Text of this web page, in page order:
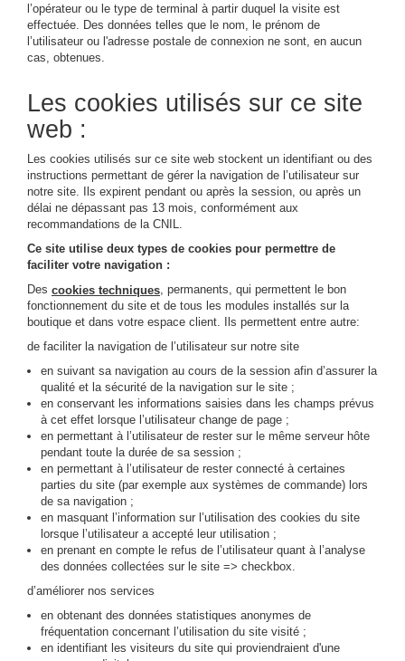
l’opérateur ou le type de terminal à partir duquel la visite est
effectuée. Des données telles que le nom, le prénom de
l’utilisateur ou l'adresse postale de connexion ne sont, en aucun
cas, obtenues.
Les cookies utilisés sur ce site
web :
Les cookies utilisés sur ce site web stockent un identifiant ou des
instructions permettant de gérer la navigation de l’utilisateur sur
notre site. Ils expirent pendant ou après la session, ou après un
délai ne dépassant pas 13 mois, conformément aux
recommandations de la CNIL.
Ce site utilise deux types de cookies pour permettre de
faciliter votre navigation :
Des cookies techniques , permanents, qui permettent le bon
fonctionnement du site et de tous les modules installés sur la
boutique et dans votre espace client. Ils permettent entre autre:
de faciliter la navigation de l’utilisateur sur notre site
en suivant sa navigation au cours de la session afin d’assurer la
qualité et la sécurité de la navigation sur le site ;
en conservant les informations saisies dans les champs prévus
à cet effet lorsque l’utilisateur change de page ;
en permettant à l’utilisateur de rester sur le même serveur hôte
pendant toute la durée de sa session ;
en permettant à l’utilisateur de rester connecté à certaines
parties du site (par exemple aux systèmes de commande) lors
de sa navigation ;
en masquant l’information sur l’utilisation des cookies du site
lorsque l’utilisateur a accepté leur utilisation ;
en prenant en compte le refus de l’utilisateur quant à l’analyse
des données collectées sur le site => checkbox.
d’améliorer nos services
en obtenant des données statistiques anonymes de
fréquentation concernant l’utilisation du site visité ;
en identifiant les visiteurs du site qui proviendraient d'une